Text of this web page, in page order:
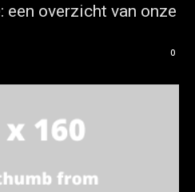
een overzicht van onze
0